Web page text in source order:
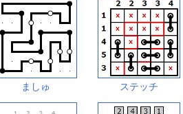
ましゅ ステッチ